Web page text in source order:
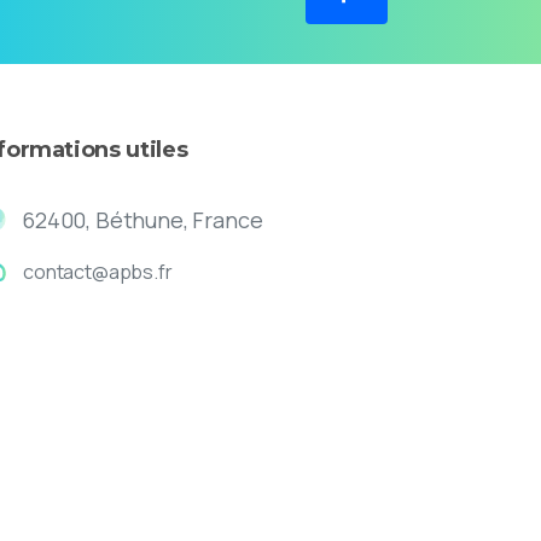
utiles
62400, Béthune, France
contact@apbs.fr